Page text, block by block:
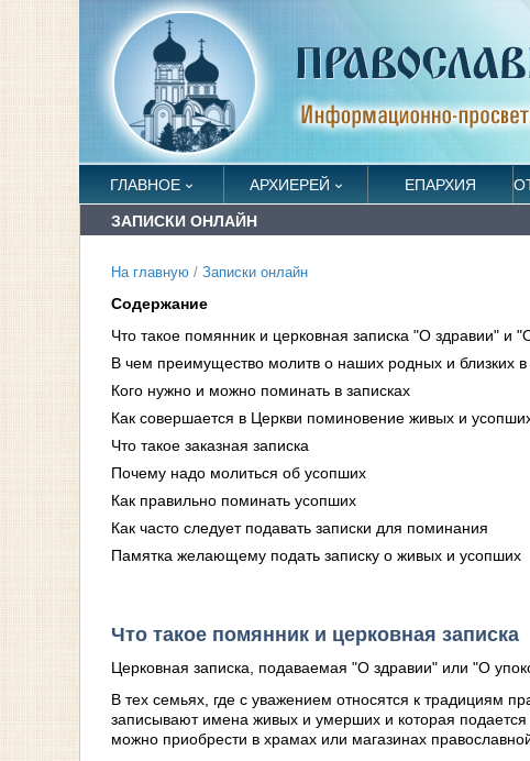
ГЛАВНОЕ АРХИЕРЕЙ ЕПАРХИЯ
ЗАПИСКИ ОНЛАЙН
На главную / Записки онлайн
Содержание
Что такое помянник и церковная записка "О здравии" и
В чем преимущество молитв о наших родных и близких
Кого нужно и можно поминать в записках
Как совершается в Церкви поминовение живых и
Что такое заказная записка
Почему надо молиться об усопших
Как правильно поминать усопших
Как часто следует подавать записки для поминания
Памятка желающему подать записку о живых и усопших
Что такое помянник и церковная записка
Церковная записка, подаваемая "О здравии" или "О
В тех семьях, где с уважением относятся к традициям
записывают имена живых и умерших и которая
можно приобрести в храмах или магазинах православной